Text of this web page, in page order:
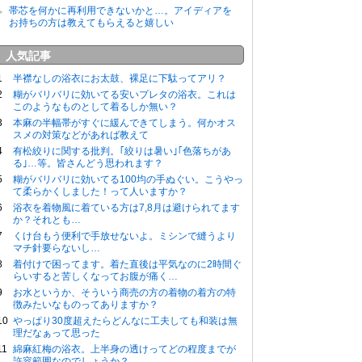
帯芯を何かに再利用できないかと…。アイディアを
お持ちの方は教えてもらえると嬉しい
人気記事
半襟なしの浴衣にお太鼓、裸足に下駄ってアリ？
糊がバリバリに効いてる安いプレタの浴衣。これは
このようなものとして着るしか無い？
本麻の半幅帯がすぐに緩んできてしまう。何かオス
スメの対策などがあれば教えて
有松絞りに関する批判。｢絞りは暑い｣｢色落ちがあ
る｣…等。皆さんどう思われます？
糊がバリバリに効いてる100均の手ぬぐい。こうやっ
て柔らかくしました！って人いますか？
浴衣を着物風に着ている方は7,8月は避けられてます
か？それとも…
くけ台もう便利で手放せないよ。ミシンで縫うより
マチ針要らないし…
着付けで困ってます。着た直後は平気なのに2時間ぐ
らいすると苦しくなってお腹が痛く…
お水というか、そういう商売の方の着物の着方の特
徴みたいなものってありますか？
やっぱり30度超えたらどんなに工夫しても和装は無
理だなぁって思った
綿麻紅梅の浴衣。上半身の透けってどの程度までが